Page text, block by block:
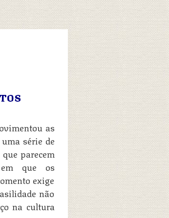
as
série de
parecem
que os
exige
não
na cultura